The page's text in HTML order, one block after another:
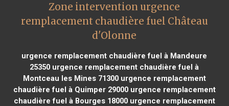
Zone intervention urgence
remplacement chaudière fuel Château
d'Olonne
urgence remplacement chaudière fuel à Mandeure
25350 urgence remplacement chaudière fuel à
Montceau les Mines 71300urgence remplacement
chaudière fuel à Quimper 29000urgence remplacement
chaudière fuel à Bourges 18000urgence remplacement